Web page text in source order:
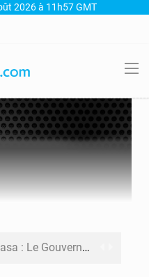
2026 à 11h57 GMT
Kinshasa : Le Gouvernement provincial annonce la construction imminente du boulevard Étienne Tshisekedi